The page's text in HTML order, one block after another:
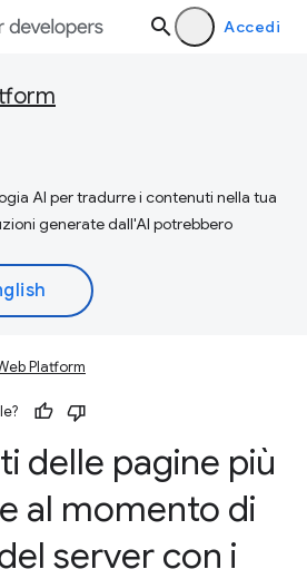
Accedi
AI per tradurre i contenuti nella tua
generate dall'AI potrebbero
Platform
delle pagine più
al momento di
server con i